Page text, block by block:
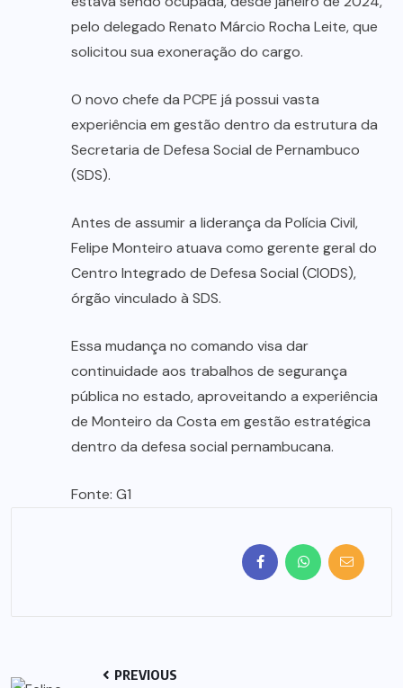
pelo delegado Renato Márcio Rocha Leite, que
solicitou sua exoneração do cargo.
O novo chefe da PCPE já possui vasta
experiência em gestão dentro da estrutura da
Secretaria de Defesa Social de Pernambuco
(SDS).
Antes de assumir a liderança da Polícia Civil,
Felipe Monteiro atuava como gerente geral do
Centro Integrado de Defesa Social (CIODS),
órgão vinculado à SDS.
Essa mudança no comando visa dar
continuidade aos trabalhos de segurança
pública no estado, aproveitando a experiência
de Monteiro da Costa em gestão estratégica
dentro da defesa social pernambucana.
Fonte: G1
PREVIOUS